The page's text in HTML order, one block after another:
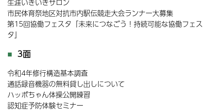
市民体育祭地区対抗市内駅伝競走大会ランナー大募集
第15回協働フェスタ「未来につなごう！持続可能な協働フェス
タ」
3面
令和4年修行構造基本調査
通話録音機器の無料貸し出しについて
ハッポちゃん体操公開練習
認知症予防体験セミナー